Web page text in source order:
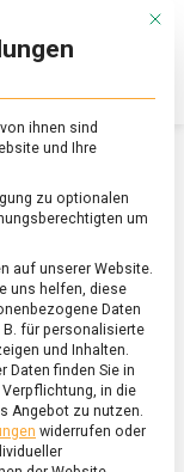
Mit
ihnen sind
und Ihre
zu optionalen
um
auf unserer Website.
uns helfen, diese
Daten
B. für personalisierte
und Inhalten.
Daten finden Sie in
in die
Angebot zu nutzen.
widerrufen oder